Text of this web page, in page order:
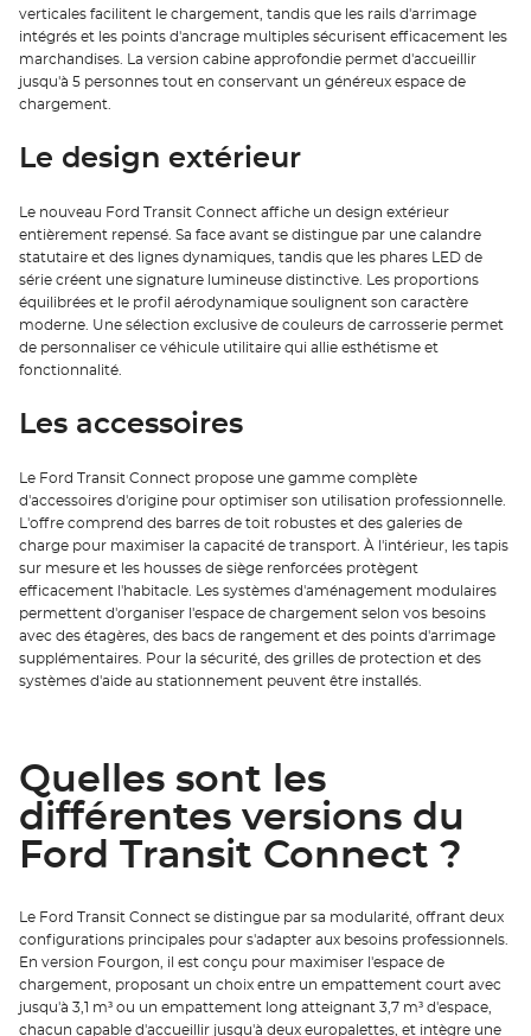
verticales facilitent le chargement, tandis que les rails d'arrimage
intégrés et les points d'ancrage multiples sécurisent efficacement les
marchandises. La version cabine approfondie permet d'accueillir
jusqu'à 5 personnes tout en conservant un généreux espace de
chargement.
Le design extérieur
Le nouveau Ford Transit Connect affiche un design extérieur
entièrement repensé. Sa face avant se distingue par une calandre
statutaire et des lignes dynamiques, tandis que les phares LED de
série créent une signature lumineuse distinctive. Les proportions
équilibrées et le profil aérodynamique soulignent son caractère
moderne. Une sélection exclusive de couleurs de carrosserie permet
de personnaliser ce véhicule utilitaire qui allie esthétisme et
fonctionnalité.
Les accessoires
Le Ford Transit Connect propose une gamme complète
d'accessoires d'origine pour optimiser son utilisation professionnelle.
L'offre comprend des barres de toit robustes et des galeries de
charge pour maximiser la capacité de transport. À l'intérieur, les tapis
sur mesure et les housses de siège renforcées protègent
efficacement l'habitacle. Les systèmes d'aménagement modulaires
permettent d'organiser l'espace de chargement selon vos besoins
avec des étagères, des bacs de rangement et des points d'arrimage
supplémentaires. Pour la sécurité, des grilles de protection et des
systèmes d'aide au stationnement peuvent être installés.
Quelles sont les
différentes versions du
Ford Transit Connect ?
Le Ford Transit Connect se distingue par sa modularité, offrant deux
configurations principales pour s'adapter aux besoins professionnels.
En version Fourgon, il est conçu pour maximiser l'espace de
chargement, proposant un choix entre un empattement court avec
jusqu'à 3,1 m³ ou un empattement long atteignant 3,7 m³ d'espace,
chacun capable d'accueillir jusqu'à deux europalettes, et intègre une